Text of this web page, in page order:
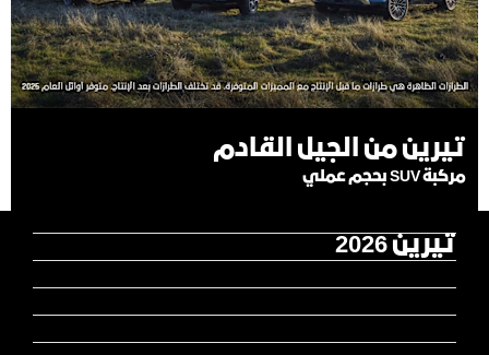
تيرين من الجيل القادم
مركبة SUV بحجم عملي
تيرين 2026